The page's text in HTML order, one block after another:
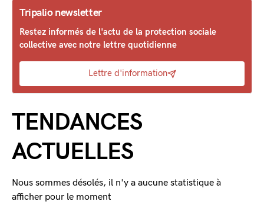
Tripalio newsletter
Restez informés de l'actu de la protection sociale
collective avec notre lettre quotidienne
Lettre d'information
TENDANCES
ACTUELLES
Nous sommes désolés, il n'y a aucune statistique à
afficher pour le moment